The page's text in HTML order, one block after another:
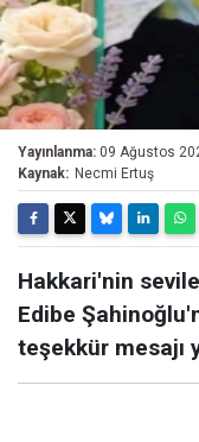
Yayınlanma: 09 Ağustos
Kaynak: Necmi Ertuş
Hakkari'nin
Edibe
teşekkür mesajı